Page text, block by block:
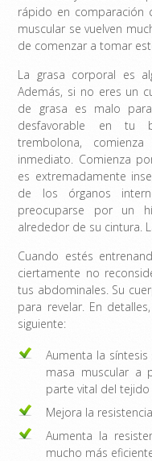
rápido en comparación
muscular se vuelven
de comenzar a tomar
La grasa corporal es
Además, si no eres un
de grasa es malo
desfavorable en tu
trembolona,
inmediato. Comienza
es extremadamente
de los órganos
preocuparse por un
alrededor de su cintura.
Cuando estés
ciertamente no
tus abdominales. Su
para revelar. En
siguiente:
Aumenta la
masa muscular a
parte vital del
Mejora la resistencia
Aumenta la
mucho más